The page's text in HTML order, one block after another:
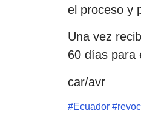
el proceso y
Una vez
60 días para
car/avr
#Ecuador #